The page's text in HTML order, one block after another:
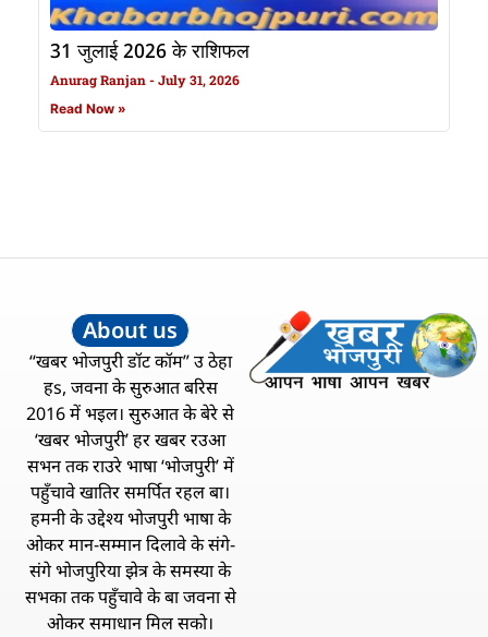
31 जुलाई 2026 के राशिफल
Anurag Ranjan July 31, 2026
Read Now »
About us
“खबर भोजपुरी डॉट कॉम” उ ठेहा
हs, जवना के सुरुआत बरिस
2016 में भइल। सुरुआत के बेरे से
‘खबर भोजपुरी’ हर खबर रउआ
सभन तक राउरे भाषा ‘भोजपुरी’ में
पहुँचावे खातिर समर्पित रहल बा।
हमनी के उद्देश्य भोजपुरी भाषा के
ओकर मान-सम्मान दिलावे के संगे-
संगे भोजपुरिया झेत्र के समस्या के
सभका तक पहुँचावे के बा जवना से
ओकर समाधान मिल सको।